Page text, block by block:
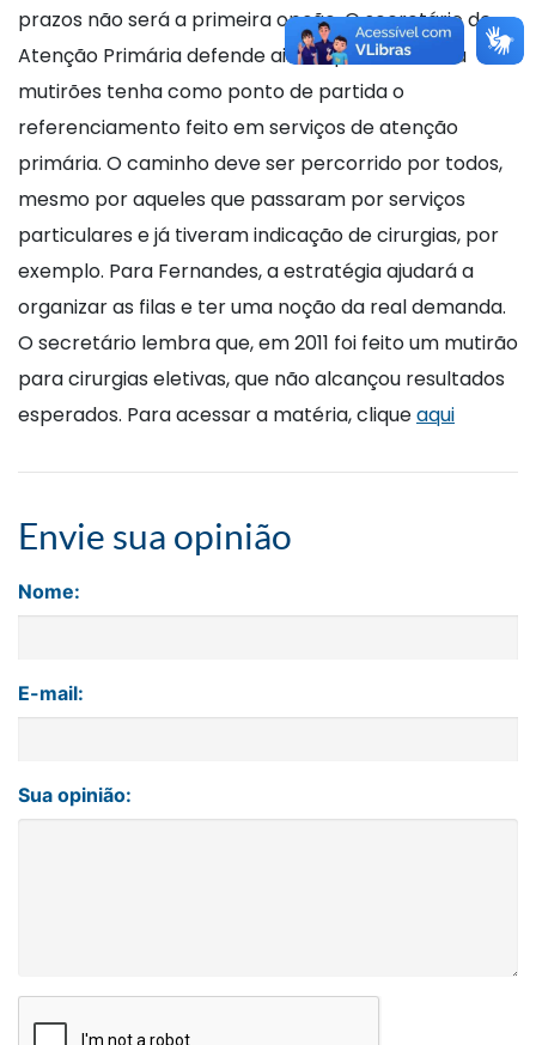
prazos não será a primeira opção. O secretário de
Atenção Primária defende ainda que o acesso a
mutirões tenha como ponto de partida o
referenciamento feito em serviços de atenção
primária. O caminho deve ser percorrido por todos,
mesmo por aqueles que passaram por serviços
particulares e já tiveram indicação de cirurgias, por
exemplo. Para Fernandes, a estratégia ajudará a
organizar as filas e ter uma noção da real demanda.
O secretário lembra que, em 2011 foi feito um mutirão
para cirurgias eletivas, que não alcançou resultados
esperados. Para acessar a matéria, cliqueaqui
Envie sua opinião
Nome:
E-mail:
Sua opinião: